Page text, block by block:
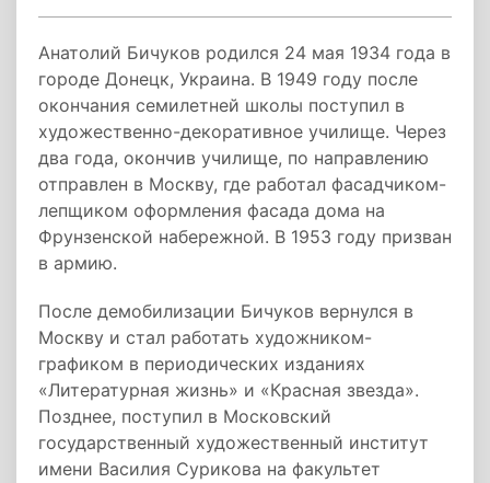
Анатолий Бичуков родился 24 мая 1934 года в
городе Донецк, Украина. В 1949 году после
окончания семилетней школы поступил в
художественно-декоративное училище. Через
два года, окончив училище, по направлению
отправлен в Москву, где работал фасадчиком-
лепщиком оформления фасада дома на
Фрунзенской набережной. В 1953 году призван
в армию.
После демобилизации Бичуков вернулся в
Москву и стал работать художником-
графиком в периодических изданиях
«Литературная жизнь» и «Красная звезда».
Позднее, поступил в Московский
государственный художественный институт
имени Василия Сурикова на факультет